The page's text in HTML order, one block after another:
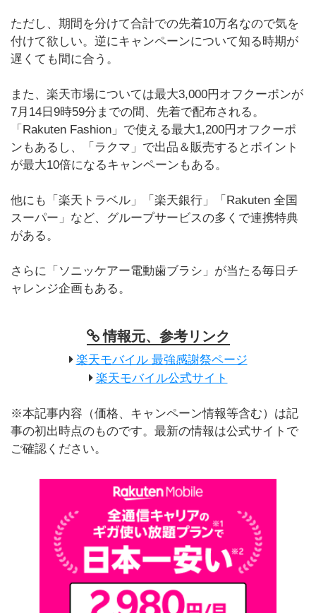
ただし、期間を分けて合計での先着10万名なので気を
付けて欲しい。逆にキャンペーンについて知る時期が
遅くても間に合う。
また、楽天市場については最大3,000円オフクーポンが
7月14日9時59分までの間、先着で配布される。
「Rakuten Fashion」で使える最大1,200円オフクーポ
ンもあるし、「ラクマ」で出品＆販売するとポイント
が最大10倍になるキャンペーンもある。
他にも「楽天トラベル」「楽天銀行」「Rakuten 全国
スーパー」など、グループサービスの多くで連携特典
がある。
さらに「ソニッケアー電動歯ブラシ」が当たる毎日チ
ャレンジ企画もある。
情報元、参考リンク
楽天モバイル 最強感謝祭ページ
楽天モバイル公式サイト
※本記事内容（価格、キャンペーン情報等含む）は記
事の初出時点のものです。最新の情報は公式サイトで
ご確認ください。